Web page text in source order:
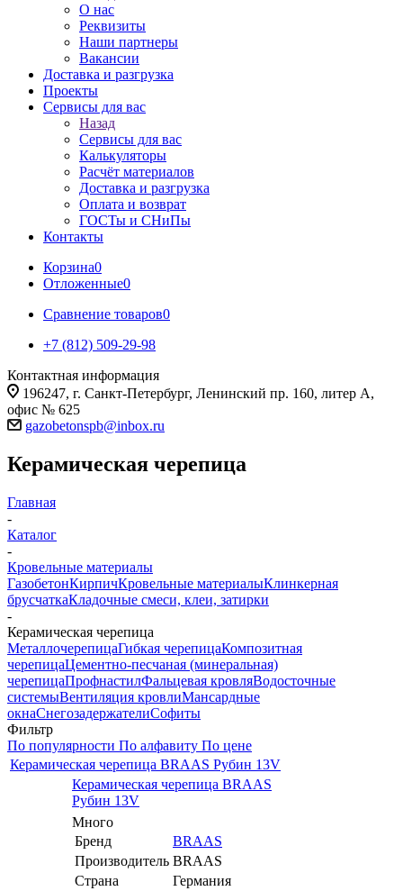
О нас
Реквизиты
Наши партнеры
Вакансии
Доставка и разгрузка
Проекты
Сервисы для вас
Назад
Сервисы для вас
Калькуляторы
Расчёт материалов
Доставка и разгрузка
Оплата и возврат
ГОСТы и СНиПы
Контакты
Корзина0
Отложенные0
Сравнение товаров0
+7 (812) 509-29-98
Контактная информация
196247, г. Санкт-Петербург, Ленинский пр. 160, литер А,
офис № 625
gazobetonspb@inbox.ru
Керамическая черепица
Главная
-
Каталог
-
Кровельные материалы
ГазобетонКирпичКровельные материалыКлинкерная
брусчаткаКладочные смеси, клеи, затирки
-
Керамическая черепица
МеталлочерепицаГибкая черепицаКомпозитная
черепицаЦементно-песчаная (минеральная)
черепицаПрофнастилФальцевая кровляВодосточные
системыВентиляция кровлиМансардные
окнаСнегозадержателиСофиты
Фильтр
По популярности По алфавиту По цене
Керамическая черепица BRAAS Рубин 13V
Керамическая черепица BRAAS
Рубин 13V
Много
Бренд
BRAAS
Производитель BRAAS
Страна
Германия